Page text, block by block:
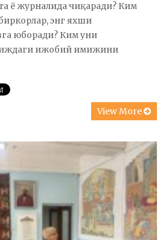
ё журналида чиқаради? Ким
энг яхши
юборади? Ким уни
ижобий имижини
View More